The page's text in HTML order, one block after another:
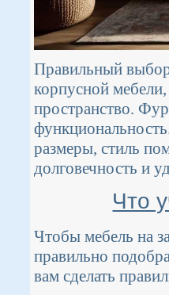
Правильный
корпусной
пространство.
размеры, стиль
долговечность и
Что
Чтобы мебель на
правильно
вам сделать